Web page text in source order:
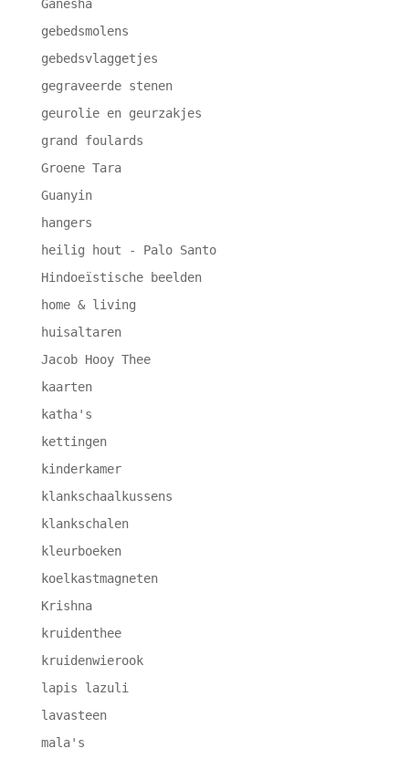
Ganesha
gebedsmolens
gebedsvlaggetjes
gegraveerde stenen
geurolie en geurzakjes
grand foulards
Groene Tara
Guanyin
hangers
heilig hout - Palo Santo
Hindoeïstische beelden
home & living
huisaltaren
Jacob Hooy Thee
kaarten
katha's
kettingen
kinderkamer
klankschaalkussens
klankschalen
kleurboeken
koelkastmagneten
Krishna
kruidenthee
kruidenwierook
lapis lazuli
lavasteen
mala's